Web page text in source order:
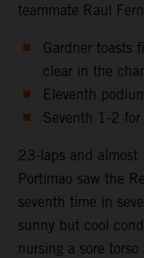
teammate Raul
Gardner toasts
clear in the
Eleventh
Seventh 1-2
23-laps and
Portimao saw the
seventh time in
sunny but cool
nursing a sore